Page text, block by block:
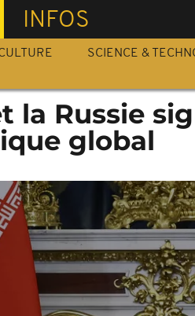
INFOS
SCIENCE &
la Russie
global